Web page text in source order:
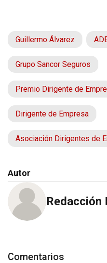
Guillermo Álvarez
Grupo Sancor Seguros
Premio Dirigente de
Dirigente de Empresa
Asociación Dirigentes de
Autor
Redacción
Comentarios